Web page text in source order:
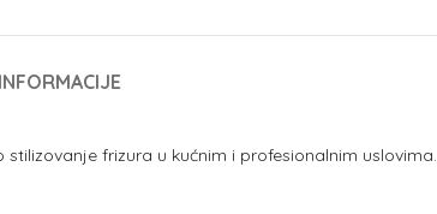
frizura u kućnim i profesionalnim uslovima.